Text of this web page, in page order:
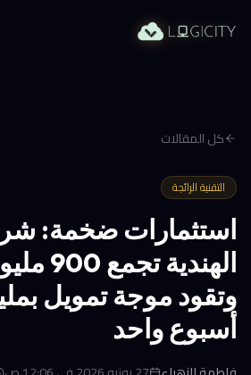
كل المقالات
التقنية الرائجة
الهندية
وتقود موجة تمويل
أسبوع واحد